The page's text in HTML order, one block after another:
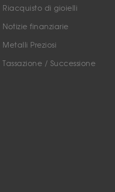
Riacquisto di gioielli
Notizie finanziarie
Metalli Preziosi
Tassazione / Successione